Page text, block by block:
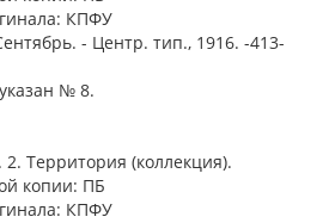
КПФУ
- Центр. тип., 1916. -413-
№ 8.
Территория (коллекция).
копии: ПБ
КПФУ